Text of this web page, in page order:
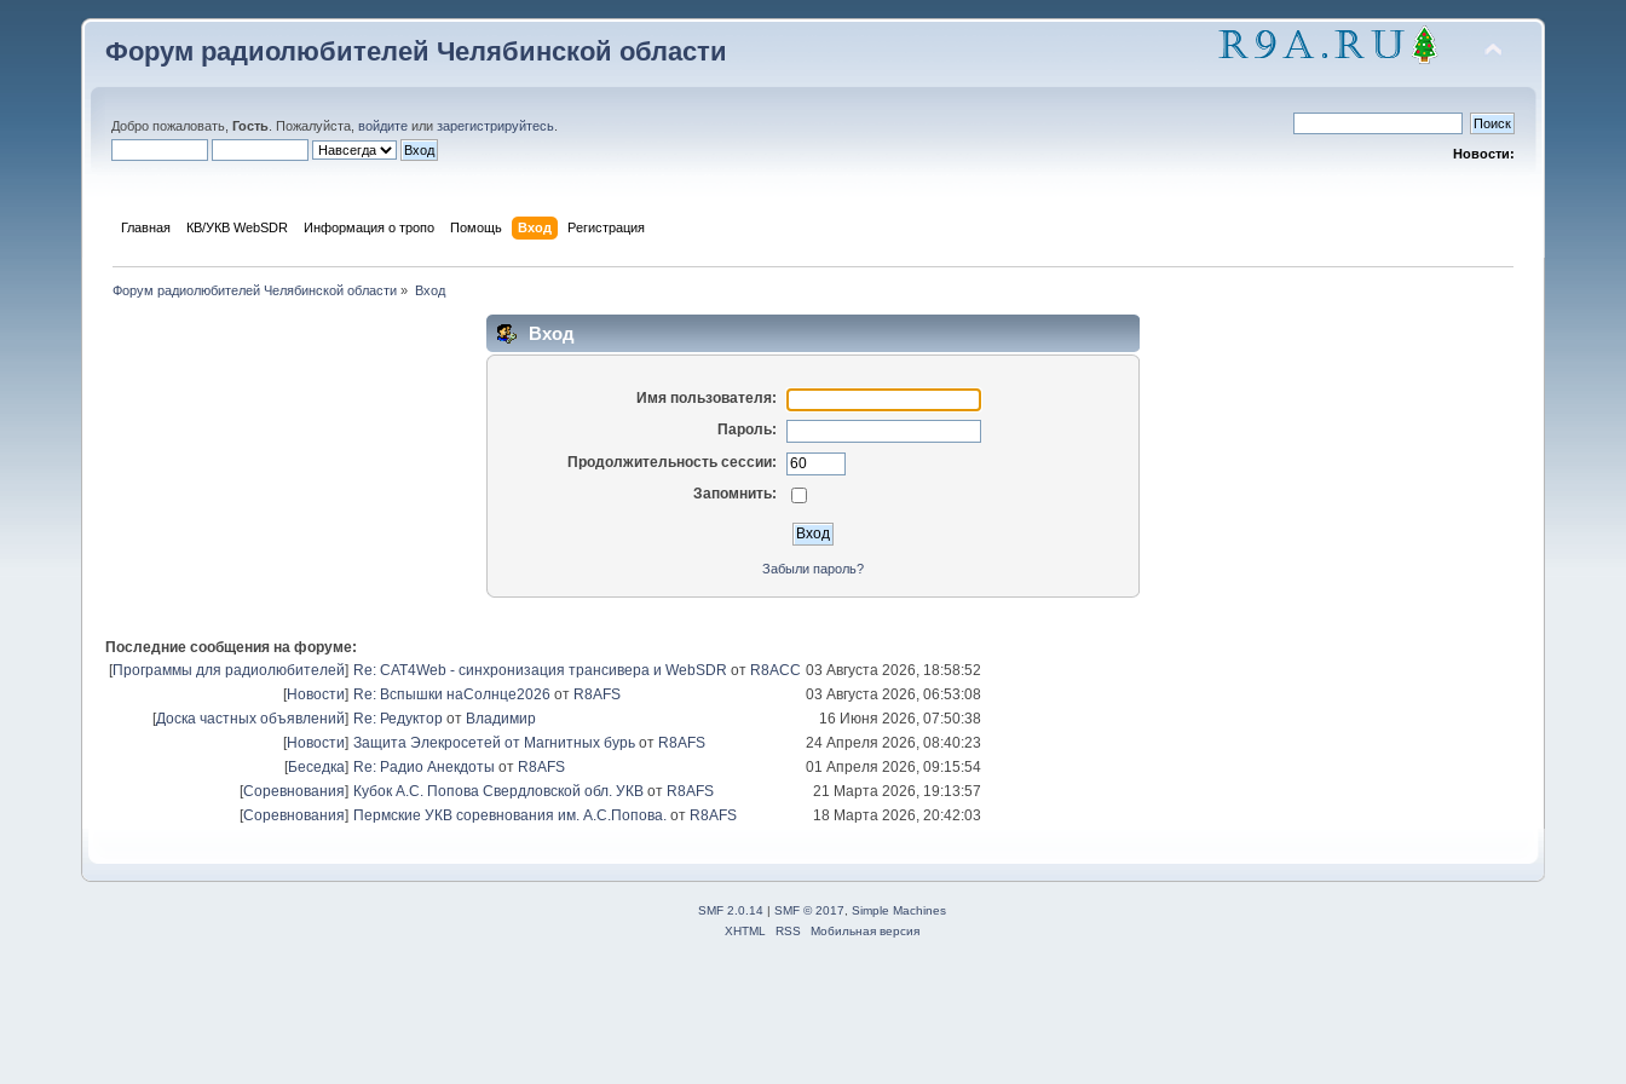
Форум радиолюбителей Челябинской области
Добро пожаловать,Гость . Пожалуйста,войдите илизарегистрируйтесь
Новости:
Главная КВ/УКВ WebSDR Информация о тропо Помощь Вход Регистрация
Форум радиолюбителей Челябинской области » Вход
Вход
Имя пользователя:
Пароль:
Продолжительность сессии:
Запомнить:
Забыли пароль?
Последние сообщения на форуме:
[Программы для радиолюбителей] Re: CAT4Web - синхронизация трансивера и WebSDR от R8ACC 03 Августа 2026, 18:58:52
[Новости] Re: Вспышки наСолнце2026 от R8AFS
03 Августа 2026, 06:53:08
[Доска частных объявлений] Re: Редуктор от Владимир
16 Июня 2026, 07:50:38
[Новости] Защита Элекросетей от Магнитных бурь от R8AFS
24 Апреля 2026, 08:40:23
[Беседка] Re: Радио Анекдоты от R8AFS
01 Апреля 2026, 09:15:54
[Соревнования] Кубок А.С. Попова Свердловской обл. УКВ от R8AFS
21 Марта 2026, 19:13:57
[Соревнования] Пермские УКВ соревнования им. А.С.Попова. от R8AFS 18 Марта 2026, 20:42:03
SMF 2.0.14 SMF © 2017, Simple Machines
XHTML
RSS Мобильная версия